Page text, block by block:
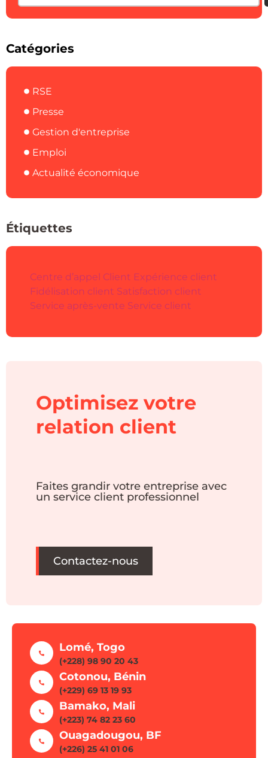
Catégories
RSE
Presse
Gestion d'entreprise
Emploi
Actualité économique
Étiquettes
Centre d’appel Client Expérience client
Fidélisation client Satisfaction client
Service après-vente Service client
Optimisez votre
relation client
Faites grandir votre entreprise avec
un service client professionnel
Contactez-nous
Lomé, Togo
(+228) 98 90 20 43
Cotonou, Bénin
(+229) 69 13 19 93
Bamako, Mali
(+223) 74 82 23 60
Ouagadougou, BF
(+226) 25 41 01 06